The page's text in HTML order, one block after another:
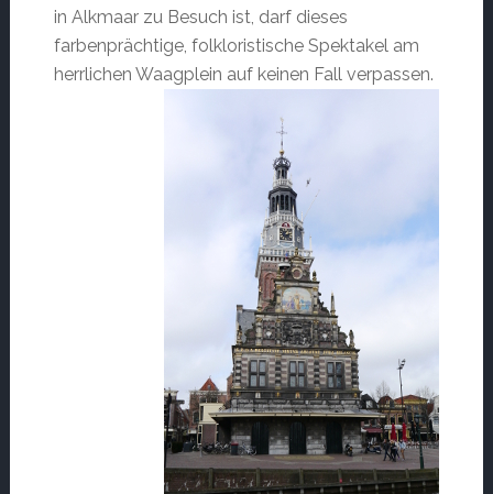
in Alkmaar zu Besuch ist, darf dieses
farbenprächtige, folkloristische Spektakel am
herrlichen Waagplein auf keinen Fall verpassen.